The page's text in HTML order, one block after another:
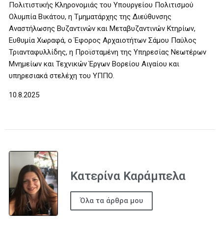
Πολιτιστικής Κληρονομιάς του Υπουργείου Πολιτισμού
Ολυμπία Βικάτου, η Τμηματάρχης της Διεύθυνσης
Αναστήλωσης Βυζαντινών και Μεταβυζαντινών Κτηρίων,
Ευθυμία Χωραφά, ο Έφορος Αρχαιοτήτων Σάμου Παύλος
Τριανταφυλλίδης, η Προϊσταμένη της Υπηρεσίας Νεωτέρων
Μνημείων και Τεχνικών Έργων Βορείου Αιγαίου και
υπηρεσιακά στελέχη του ΥΠΠΟ.
10.8.2025
Κατερίνα Καράμπελα
Όλα τα άρθρα μου